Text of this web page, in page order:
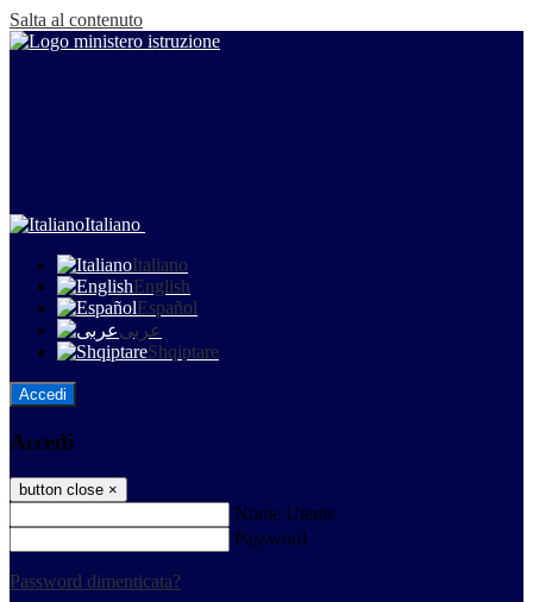
Salta al contenuto
Italiano
Italiano
English
Español
عربى
Shqiptare
Accedi
Accedi
button close ×
Nome Utente
Password
Password dimenticata?